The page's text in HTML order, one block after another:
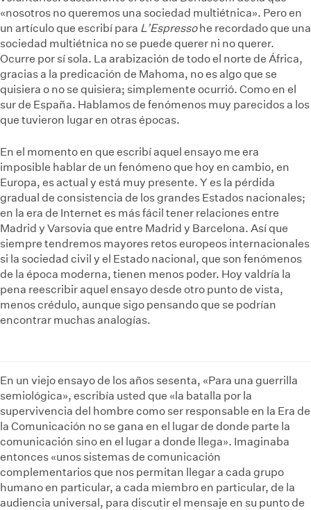
«nosotros no queremos una sociedad multiétnica». Pero en
un artículo que escribí para L’Espressohe recordado que una
sociedad multiétnica no se puede querer ni no querer.
Ocurre por sí sola. La arabización de todo el norte de África,
gracias a la predicación de Mahoma, no es algo que se
quisiera o no se quisiera; simplemente ocurrió. Como en el
sur de España. Hablamos de fenómenos muy parecidos a los
que tuvieron lugar en otras épocas.
En el momento en que escribí aquel ensayo me era
imposible hablar de un fenómeno que hoy en cambio, en
Europa, es actual y está muy presente. Y es la pérdida
gradual de consistencia de los grandes Estados nacionales;
en la era de Internet es más fácil tener relaciones entre
Madrid y Varsovia que entre Madrid y Barcelona. Así que
siempre tendremos mayores retos europeos internacionales
si la sociedad civil y el Estado nacional, que son fenómenos
de la época moderna, tienen menos poder. Hoy valdría la
pena reescribir aquel ensayo desde otro punto de vista,
menos crédulo, aunque sigo pensando que se podrían
encontrar muchas analogías.
En un viejo ensayo de los años sesenta, «Para una guerrilla
semiológica», escribía usted que «la batalla por la
supervivencia del hombre como ser responsable en la Era de
la Comunicación no se gana en el lugar de donde parte la
comunicación sino en el lugar a donde llega». Imaginaba
entonces «unos sistemas de comunicación
complementarios que nos permitan llegar a cada grupo
humano en particular, a cada miembro en particular, de la
audiencia universal, para discutir el mensaje en su punto de